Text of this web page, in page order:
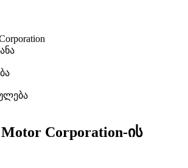
Corporation-ის